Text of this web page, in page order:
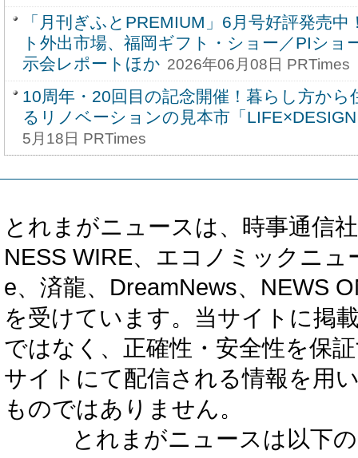
「月刊ぎふとPREMIUM」6月号好評発売
ト外出市場、福岡ギフト・ショー／PIショ
示会レポートほか 2026年06月08日 PRTimes
10周年・20回目の記念開催！暮らし方か
るリノベーションの見本市「
5月18日 PRTimes
とれまがニュースは、時事通信
NESS WIRE、エコノミックニ
e、済龍、DreamNews、NEWS
を受けています。当サイトに掲
ではなく、正確性・安全性を保
サイトにて配信される情報を用
ものではありません。
とれまがニュースは以下